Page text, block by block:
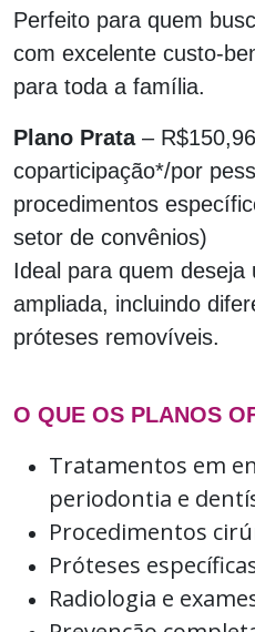
Perfeito para quem
com excelente custo-
para toda a família.
Plano Prata –
coparticipação*/por
procedimentos
setor de convênios)
Ideal para quem deseja
ampliada, incluindo
próteses removíveis.
O QUE OS PLANOS
Tratamentos em
periodontia e
Procedimentos
Próteses
Radiologia e